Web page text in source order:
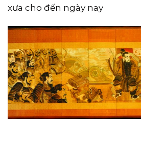
xưa cho đến ngày nay